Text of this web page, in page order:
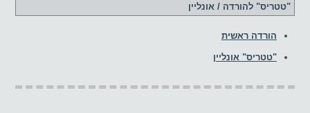
"טטריס" להורדה / אונליין
הורדה ראשית
"טטריס" אונליין